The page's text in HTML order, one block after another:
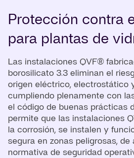
Protección contra
para plantas de
Las instalaciones QVF®
borosilicato 3.3 eliminan el
origen eléctrico, electrostático
cumpliendo plenamente con
el código de buenas prácticas
permite que las instalaciones
la corrosión, se instalen y
segura en zonas peligrosas,
normativa de seguridad